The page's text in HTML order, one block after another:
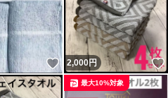
いいね！
2,000円
最大10%対象